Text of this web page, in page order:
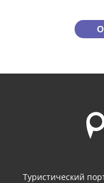
Туристический